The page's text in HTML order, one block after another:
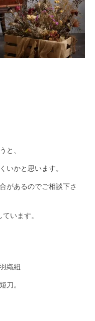
と、
いかと思います。
があるのでご相談下さ
います。
織紐
刀。